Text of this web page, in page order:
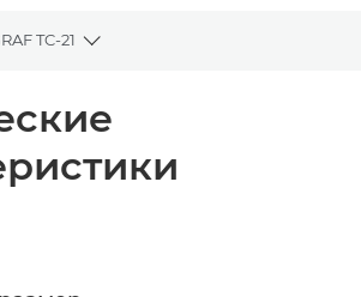
TC-21
Toggle breadcrumbs